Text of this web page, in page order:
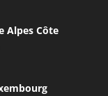
Alpes Côte